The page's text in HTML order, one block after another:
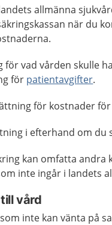
allmänna
när du
för vad vården skulle
för patientavgifter.
för kostnader
i efterhand om du
kan omfatta andra
inte ingår i landets
vård
inte kan vänta på